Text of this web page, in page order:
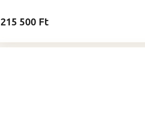
215 500 Ft